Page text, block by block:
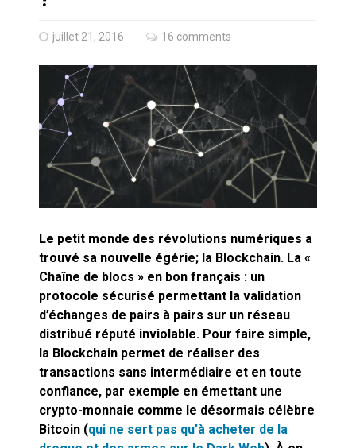
Commentaire sur la polémique
des perroquets
Les syndicats, (tout) contre l’IA
En Seine-et-Marne, le projet de
Campus IA doit sortir des
champs : « On impose et copie
le gigantisme états-unien »
laver, et l’intelligence artificielle
La vaste blague du macronisme
crypto-spatial
Technostress et IA générative :
le remplacement n’est pas le
cœur du problème
juillet 21, 2016 16 comments
Le petit monde des révolutions numériques a
trouvé sa nouvelle égérie; la Blockchain. La «
Chaîne de blocs » en bon français : un
protocole sécurisé permettant la validation
d’échanges de pairs à pairs sur un réseau
distribué réputé inviolable. Pour faire simple,
la Blockchain permet de réaliser des
transactions sans intermédiaire et en toute
confiance, par exemple en émettant une
crypto-monnaie comme le désormais célèbre
Bitcoin (qui ne sert pas qu’à acheter de la